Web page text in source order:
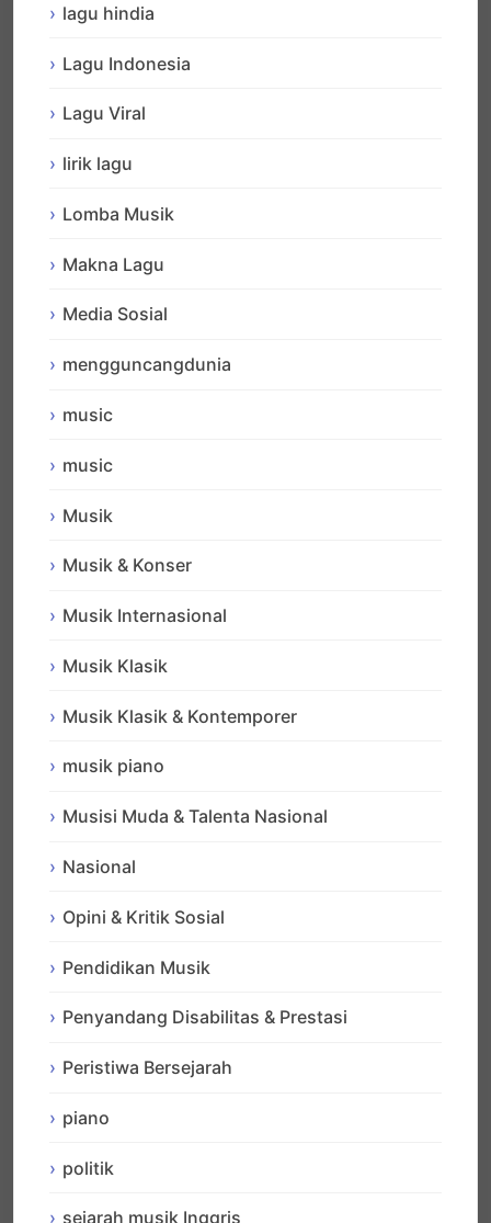
lagu hindia
Lagu Indonesia
Lagu Viral
lirik lagu
Lomba Musik
Makna Lagu
Media Sosial
mengguncangdunia
music
music
Musik
Musik & Konser
Musik Internasional
Musik Klasik
Musik Klasik & Kontemporer
musik piano
Musisi Muda & Talenta Nasional
Nasional
Opini & Kritik Sosial
Pendidikan Musik
Penyandang Disabilitas & Prestasi
Peristiwa Bersejarah
piano
politik
sejarah musik Inggris